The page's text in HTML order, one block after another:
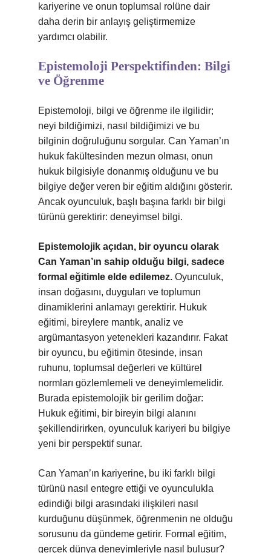
kariyerine ve onun toplumsal rolüne dair
daha derin bir anlayış geliştirmemize
yardımcı olabilir.
Epistemoloji Perspektifinden: Bilgi
ve Öğrenme
Epistemoloji, bilgi ve öğrenme ile ilgilidir;
neyi bildiğimizi, nasıl bildiğimizi ve bu
bilginin doğruluğunu sorgular. Can Yaman’ın
hukuk fakültesinden mezun olması, onun
hukuk bilgisiyle donanmış olduğunu ve bu
bilgiye değer veren bir eğitim aldığını gösterir.
Ancak oyunculuk, başlı başına farklı bir bilgi
türünü gerektirir: deneyimsel bilgi.
Epistemolojik açıdan, bir oyuncu olarak
Can Yaman’ın sahip olduğu bilgi, sadece
formal eğitimle elde edilemez. Oyunculuk,
insan doğasını, duyguları ve toplumun
dinamiklerini anlamayı gerektirir. Hukuk
eğitimi, bireylere mantık, analiz ve
argümantasyon yetenekleri kazandırır. Fakat
bir oyuncu, bu eğitimin ötesinde, insan
ruhunu, toplumsal değerleri ve kültürel
normları gözlemlemeli ve deneyimlemelidir.
Burada epistemolojik bir gerilim doğar:
Hukuk eğitimi, bir bireyin bilgi alanını
şekillendirirken, oyunculuk kariyeri bu bilgiye
yeni bir perspektif sunar.
Can Yaman’ın kariyerine, bu iki farklı bilgi
türünü nasıl entegre ettiği ve oyunculukla
edindiği bilgi arasındaki ilişkileri nasıl
kurduğunu düşünmek, öğrenmenin ne olduğu
sorusunu da gündeme getirir. Formal eğitim,
gerçek dünya deneyimleriyle nasıl buluşur?